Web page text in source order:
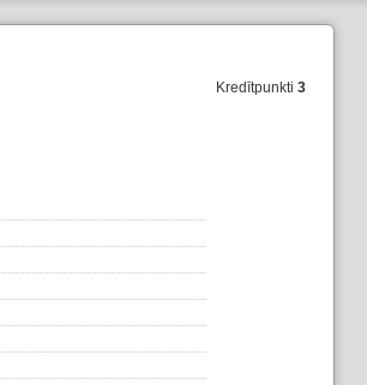
Kredītpunkti3